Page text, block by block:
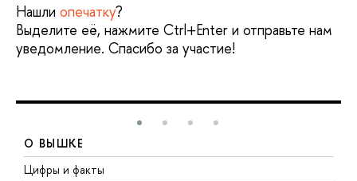
Нашли опечатку?
Выделите её, нажмите Ctrl+Enter и отправьте нам
уведомление. Спасибо за участие!
О ВЫШКЕ
Цифры и факты